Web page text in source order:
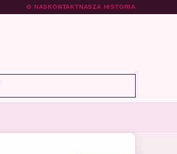
O NASKONTAKTNASZA HISTORIA